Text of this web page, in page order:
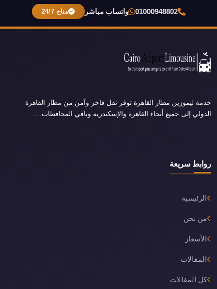
01000948802 واتساب مباشر متاح 24/7
خدمة ليموزين مطار القاهرة توفر نقل فاخر وآمن من مطار القاهرة
الدولي إلى جميع أنحاء القاهرة والإسكندرية وباقي المحافظات....
روابط سريعة
الرئيسية
من نحن
الأسعار
المقالات
كل المقالات